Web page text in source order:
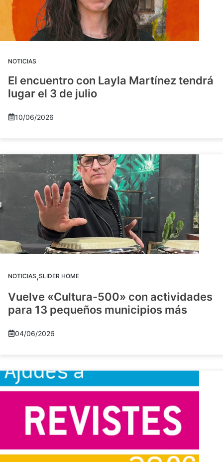
NOTICIAS
El encuentro con Layla Martínez tendrá
lugar el 3 de julio
10/06/2026
NOTICIAS,SLIDER HOME
Vuelve «Cultura-500» con actividades
para 13 pequeños municipios más
04/06/2026